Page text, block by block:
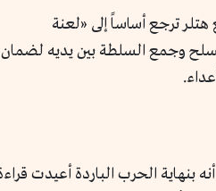
ترجع أساساً إلى «لعنة
وجمع السلطة بين يديه لضمان
بنهاية الحرب الباردة أعيدت